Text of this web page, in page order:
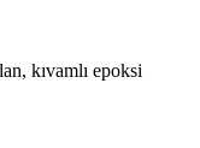
kıvamlı epoksi